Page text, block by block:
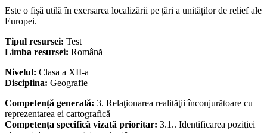
Este o fișă utilă în exersarea localizării pe țări a unităților de relief ale
Europei.
Tipul resursei: Test
Limba resursei: Română
Nivelul: Clasa a XII-a
Disciplina: Geografie
Competență generală: 3. Relaţionarea realităţii înconjurătoare cu
reprezentarea ei cartografică
Competența specifică vizată prioritar: 3.1.. Identificarea poziţiei